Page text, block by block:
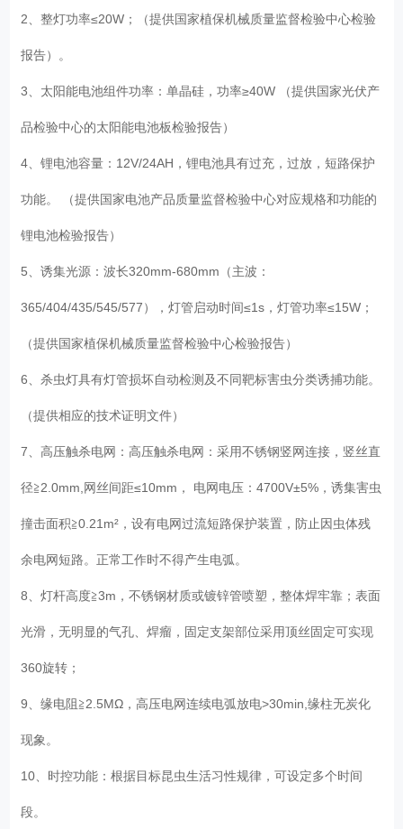
2、整灯功率≤20W；（提供国家植保机械质量监督检验中心检验
报告）。
3、太阳能电池组件功率：单晶硅，功率≥40W （提供国家光伏产
品检验中心的太阳能电池板检验报告）
4、锂电池容量：12V/24AH，锂电池具有过充，过放，短路保护
功能。 （提供国家电池产品质量监督检验中心对应规格和功能的
锂电池检验报告）
5、诱集光源：波长320mm-680mm（主波：
365/404/435/545/577），灯管启动时间≤1s，灯管功率≤15W；
（提供国家植保机械质量监督检验中心检验报告）
6、杀虫灯具有灯管损坏自动检测及不同靶标害虫分类诱捕功能。
（提供相应的技术证明文件）
7、高压触杀电网：高压触杀电网：采用不锈钢竖网连接，竖丝直
径≧2.0mm,网丝间距≤10mm， 电网电压：4700V±5%，诱集害虫
撞击面积≧0.21m²，设有电网过流短路保护装置，防止因虫体残
余电网短路。正常工作时不得产生电弧。
8、灯杆高度≧3m，不锈钢材质或镀锌管喷塑，整体焊牢靠；表面
光滑，无明显的气孔、焊瘤，固定支架部位采用顶丝固定可实现
360旋转；
9、缘电阻≧2.5MΩ，高压电网连续电弧放电>30min,缘柱无炭化
现象。
10、时控功能：根据目标昆虫生活习性规律，可设定多个时间
段。